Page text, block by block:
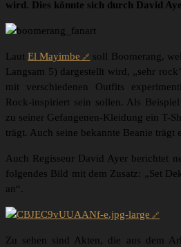
wird. Dies könnte sich durch David
LautEl Mayimbe
soll Boomerang,
Langsam 5) dargestellt wird, „sehr
mit verschiedenen Outfits
Rock-inspiriert sein sollen. Als
zu seiner Gefangenen-Kleidung ein T-
trägt. Auch seine bekannte Beanie trägt
Auch Regisseur David Ayer berichtet
folgendes Bild mit dem Zusatz: „Set
an“.
Zu sehen sind Akten, die aus dem